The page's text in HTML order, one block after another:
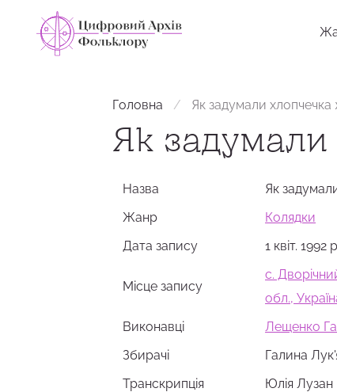
Головна Як задумали
Як
Назва Як
Жанр Колядки
Дата запису 1 квіт. 1992
Місце запису
с.
обл.,
Виконавці ​Лещенко
Збирачi Галина
Транскрипція Юлія Лузан